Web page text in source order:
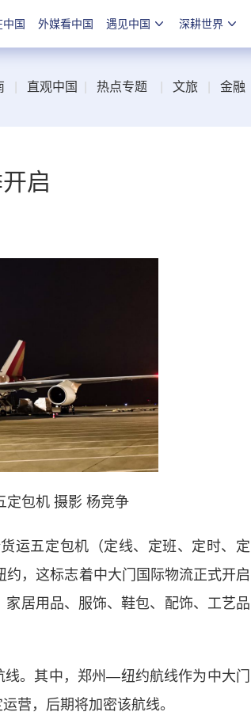
国 外媒看中国 遇见中国 深耕世界
直观中国 热点专题 文旅 金融
启
定包机 摄影 杨竞争
五定包机（定线、定班、定时、定
，这标志着中大门国际物流正式开启
居用品、服饰、鞋包、配饰、工艺品
。其中，郑州—纽约航线作为中大门
营，后期将加密该航线。